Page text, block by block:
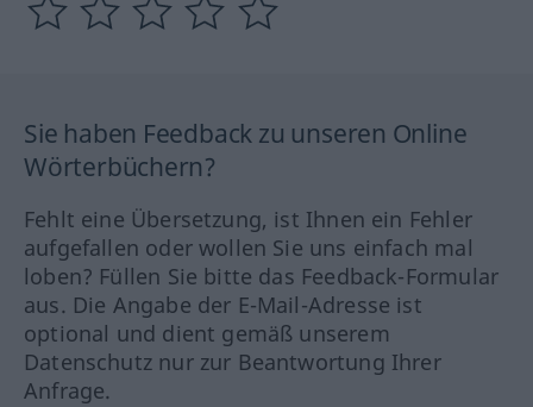
Sie haben Feedback zu unseren Online
Wörterbüchern?
Fehlt eine Übersetzung, ist Ihnen ein Fehler
aufgefallen oder wollen Sie uns einfach mal
loben? Füllen Sie bitte das Feedback-Formular
aus. Die Angabe der E-Mail-Adresse ist
optional und dient gemäß unserem
Datenschutz nur zur Beantwortung Ihrer
Anfrage.